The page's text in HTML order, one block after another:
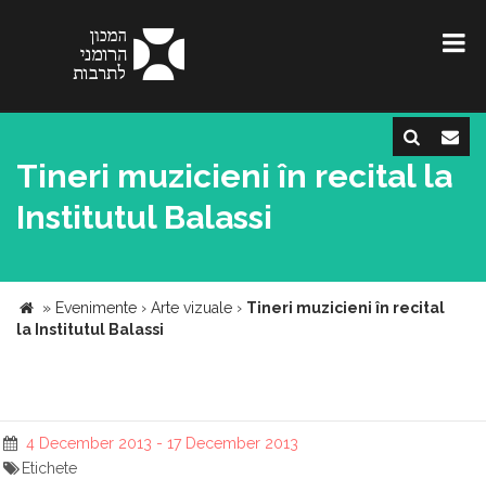
Tineri muzicieni în recital la
Institutul Balassi
» Evenimente › Arte vizuale › Tineri muzicieni în recital
la Institutul Balassi
4 December 2013 - 17 December 2013
Etichete